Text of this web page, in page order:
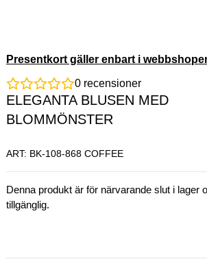
Presentkort gäller enbart i
0 recensioner
ELEGANTA BLUSEN MED
BLOMMÖNSTER
ART: BK-108-868 COFFEE
Denna produkt är för närvarande slut i lager
tillgänglig.